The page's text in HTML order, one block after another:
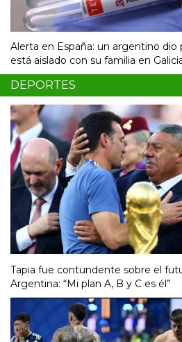
Alerta en España: un argentino
está aislado con su familia en
DEPORTES
Tapia fue contundente sobre el
Argentina: “Mi plan A, B y C es él”